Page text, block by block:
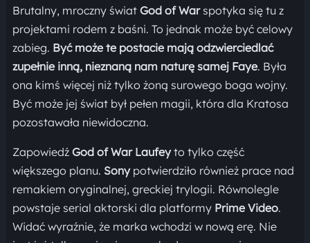
Brutalny, mroczny świat God of Warspotyka się tu z
projektami rodem z baśni. To jednak może być celowy
zabieg. Być może te postacie mają odzwierciedlać
zupełnie inną, nieznaną nam naturę samej Faye. Była
ona kimś więcej niż tylko żoną surowego boga wojny.
Być może jej świat był pełen magii, która dla Kratosa
pozostawała niewidoczna.
Zapowiedź God of War Laufeyto tylko część
większego planu. Sonypotwierdziło również prace nad
remakiem oryginalnej, greckiej trylogii. Równolegle
powstaje serial aktorski dla platformy Prime Video.
Widać wyraźnie, że marka wchodzi w nową erę. Nie